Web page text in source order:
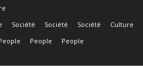
Société Société Société Culture
People People